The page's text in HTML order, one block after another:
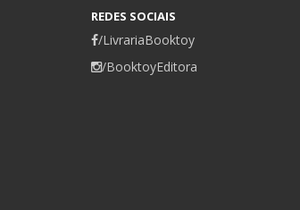
REDES SOCIAIS
/LivrariaBooktoy
/BooktoyEditora